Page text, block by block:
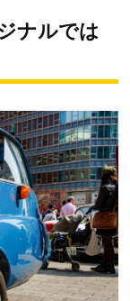
ナルでは